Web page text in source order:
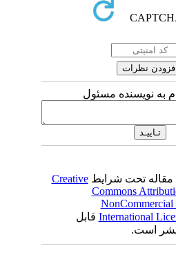
به نویسنده مسئول
مقاله تحت شرایطCreative
Commons
Internationalقابل
است.